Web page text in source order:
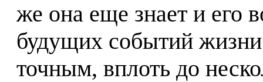
же она еще знает и его
будущих событий жизни
точным, вплоть до